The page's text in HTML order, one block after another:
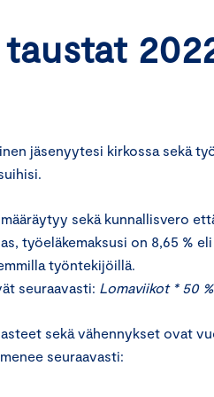
jäsenyytesi kirkossa sekä
sekä kunnallisvero
työeläkemaksusi on 8,65 % eli
työntekijöillä.
seuraavasti: Lomaviikot * 50
sekä vähennykset ovat
seuraavasti: